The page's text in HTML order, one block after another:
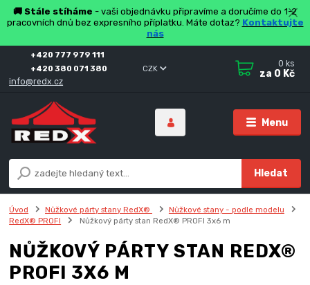
🚚 Stále stíháme - vaši objednávku připravíme a doručíme do 1-2
pracovních dnů bez expresního příplatku. Máte dotaz? Kontaktujte
nás
Menu
CZK
Hledat
+420 777 979 111
+420 380 071 380
info@redx.cz
0 ks
za 0 Kč
Úvod Nůžkové párty stany RedX®
Nůžkové stany - podle modelu
RedX® PROFI
Nůžkový párty stan RedX® PROFI 3x6 m
NŮŽKOVÝ PÁRTY STAN REDX®
PROFI 3X6 M